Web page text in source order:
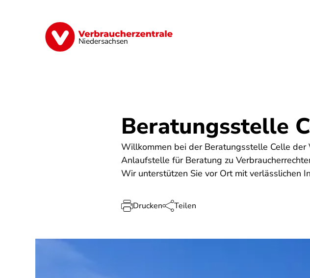
Niedersachsen
Digitale Welt Energie Geld & Versicherungen
Beratungsstelle
Willkommen bei der Beratungsstelle Celle der
Anlaufstelle für Beratung zu
Wir unterstützen Sie vor Ort mit verlässlichen
Drucken Teilen